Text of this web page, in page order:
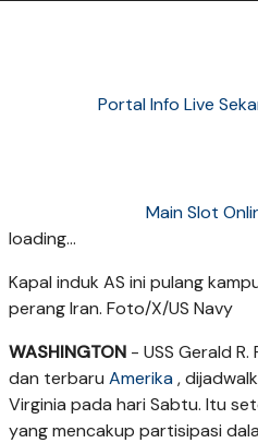
Portal Info Live
Main Slot
loading...
Kapal induk AS ini pulang
perang Iran. Foto/X/US Navy
WASHINGTON - USS Gerald
dan terbaru Amerika,
Virginia pada hari Sabtu. Itu
yang mencakup partisipasi